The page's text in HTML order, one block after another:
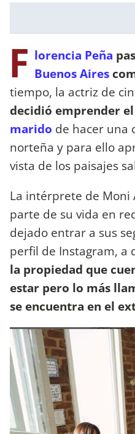
F lorencia Peña
Buenos Aires
tiempo, la actriz de
decidió emprender
marido de hacer una
norteña y para ello
vista de los paisajes
La intérprete de Moni
parte de su vida en
dejado entrar a sus
perfil de Instagram, a
la propiedad que
estar pero lo más
se encuentra en el